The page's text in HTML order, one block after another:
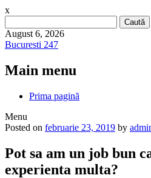
x
după:
August 6, 2026
Bucuresti 247
Main menu
Skip
content
Prima pagină
Menu
Posted on februarie 23, 2019 by
Pot sa am un job bun
experienta multa?